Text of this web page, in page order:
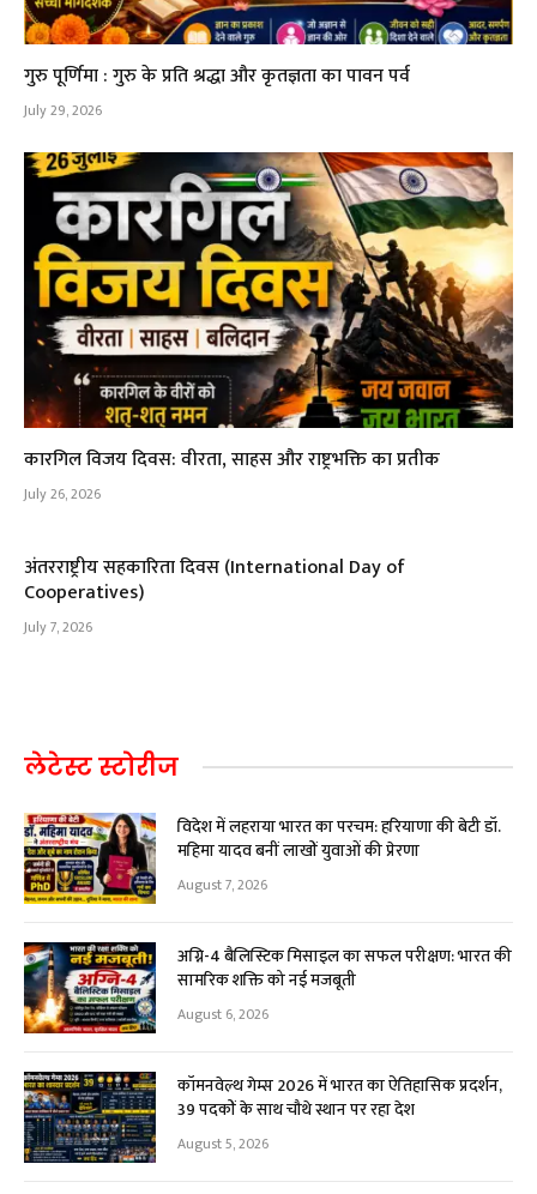
गुरु पूर्णिमा : गुरु के प्रति श्रद्धा और कृतज्ञता का पावन पर्व
July 29, 2026
कारगिल विजय दिवस: वीरता, साहस और राष्ट्रभक्ति का प्रतीक
July 26, 2026
अंतरराष्ट्रीय सहकारिता दिवस (International Day of
Cooperatives)
July 7, 2026
लेटेस्ट स्टोरीज
विदेश में लहराया भारत का परचम: हरियाणा की बेटी डॉ.
महिमा यादव बनीं लाखों युवाओं की प्रेरणा
August 7, 2026
अग्नि-4 बैलिस्टिक मिसाइल का सफल परीक्षण: भारत की
सामरिक शक्ति को नई मजबूती
August 6, 2026
कॉमनवेल्थ गेम्स 2026 में भारत का ऐतिहासिक प्रदर्शन,
39 पदकों के साथ चौथे स्थान पर रहा देश
August 5, 2026